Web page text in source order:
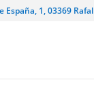
España, 1, 03369 Rafal